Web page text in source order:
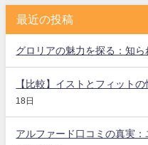
最近の投稿
グロリアの魅力を探る：知
【比較】イストとフィット
18日
アルファード口コミの真実